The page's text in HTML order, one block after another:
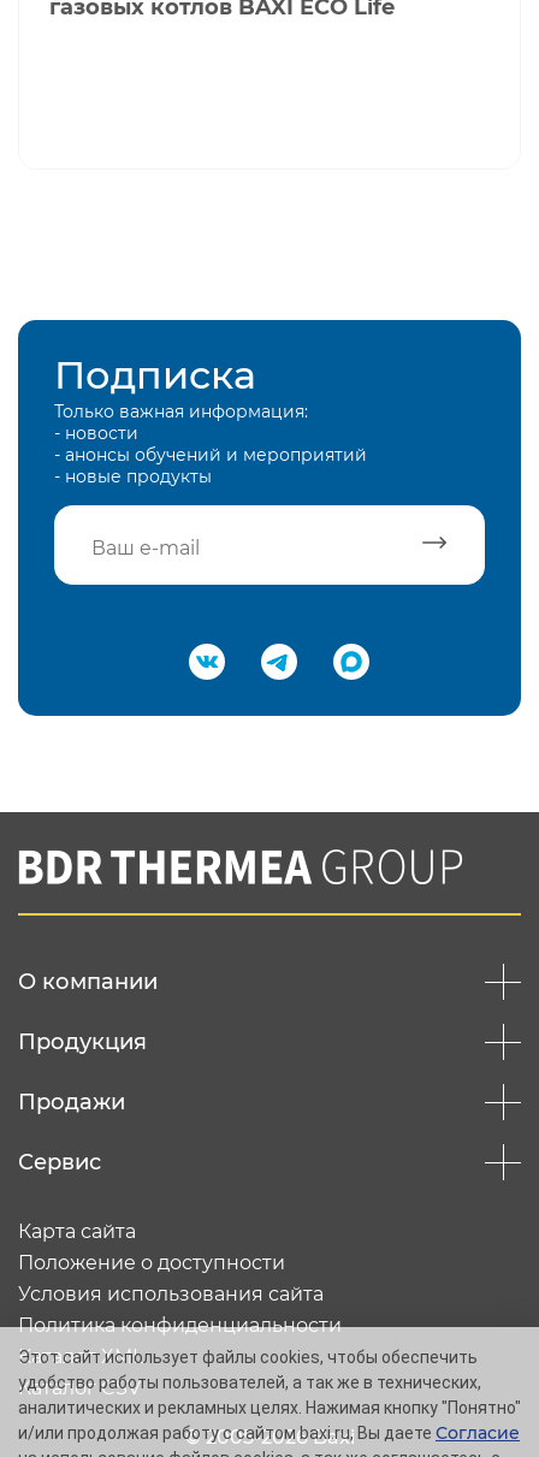
газовых котлов BAXI ECO Life
Подписка
Только важная информация:
- новости
- анонсы обучений и мероприятий
- новые продукты
Подтвердить e-mail
Вы соглашаетесь с нашей политикой
конфеденциальности
О компании
Продукция
Продажи
Сервис
© 2005-2026 Baxi
Карта сайта
Положение о доступности
Условия использования сайта
Политика конфиденциальности
Каталог XML
Каталог CSV
Этот сайт использует файлы cookies, чтобы обеспечить
удобство работы пользователей, а так же в технических,
аналитических и рекламных целях. Нажимая кнопку "Понятно"
и/или продолжая работу с сайтом baxi.ru, Вы даете Согласие